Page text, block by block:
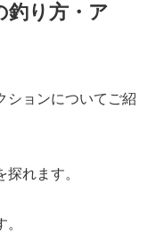
釣り方・ア
ションについてご紹
れます。